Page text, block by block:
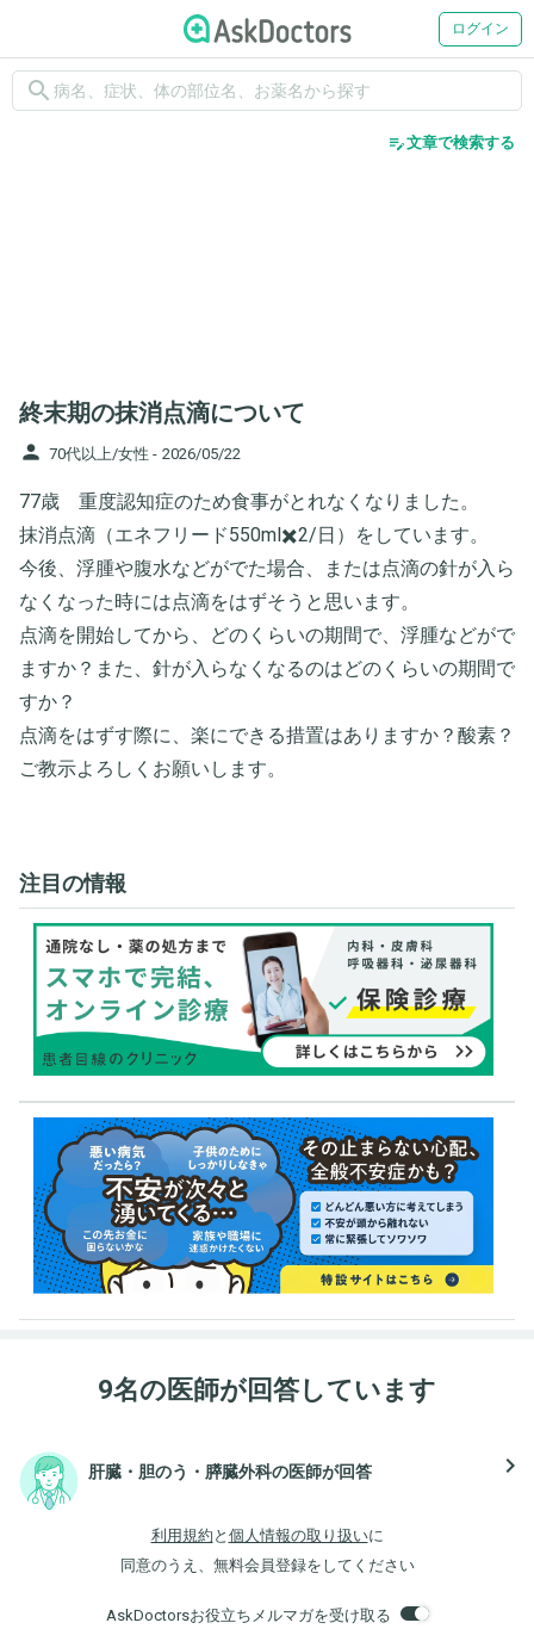
ログイン
search
edit_note文章で検索する
終末期の抹消点滴について
person 70代以上/女性 - 2026/05/22
77歳 重度認知症のため食事がとれなくなりました。
抹消点滴（エネフリード550ml✖️2/日）をしています。
今後、浮腫や腹水などがでた場合、または点滴の針が入ら
なくなった時には点滴をはずそうと思います。
点滴を開始してから、どのくらいの期間で、浮腫などがで
ますか？また、針が入らなくなるのはどのくらいの期間で
すか？
点滴をはずす際に、楽にできる措置はありますか？酸素？
ご教示よろしくお願いします。
注目の情報
9名の医師が回答しています
肝臓・胆のう・膵臓外科の医師が回答 navigate_next
利用規約 と 個人情報の取り扱いに
同意のうえ、無料会員登録をしてください
AskDoctorsお役立ちメルマガを受け取る